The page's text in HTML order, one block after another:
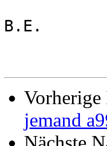
B.E.
Vorherige
jemand